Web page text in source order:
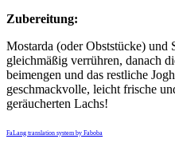
Zubereitung:
Mostarda (oder Obststücke) und
gleichmäßig verrühren, danach
beimengen und das restliche
geschmackvolle, leicht frische
geräucherten Lachs!
FaLang translation system by Faboba